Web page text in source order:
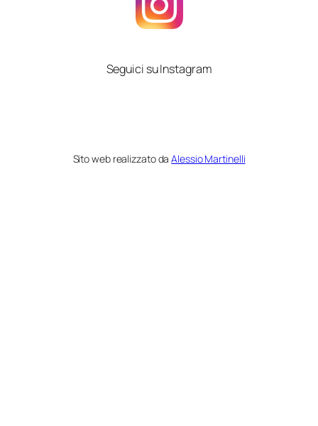
Seguici su Instagram
Sito web realizzato daAlessio Martinelli